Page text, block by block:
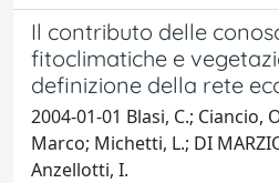
Il contributo delle
fitoclimatiche e
definizione della rete
2004-01-01 Blasi, C.; Ciancio,
Marco; Michetti, L.; DI
Anzellotti, I.